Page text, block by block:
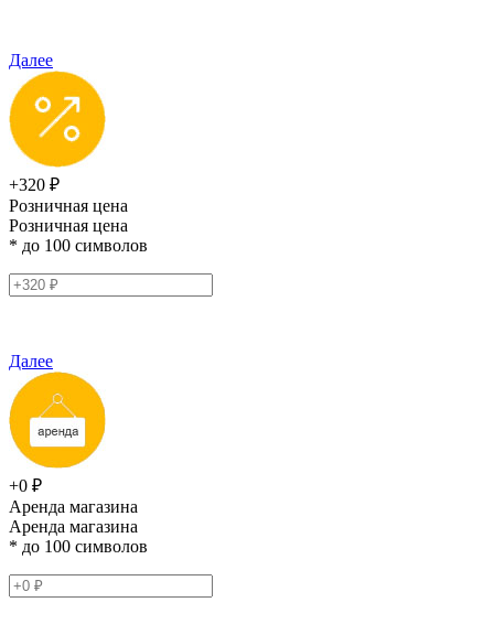
Далее
+320 ₽
Розничная цена
Розничная цена
* до 100 символов
Далее
+0 ₽
Аренда магазина
Аренда магазина
* до 100 символов